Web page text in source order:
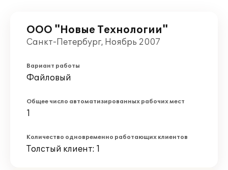
ООО "Новые Технологии"
Санкт-Петербург, Ноябрь 2007
Вариант работы
Файловый
Общее число автоматизированных рабочих мест
1
Количество одновременно работающих клиентов
Толстый клиент: 1